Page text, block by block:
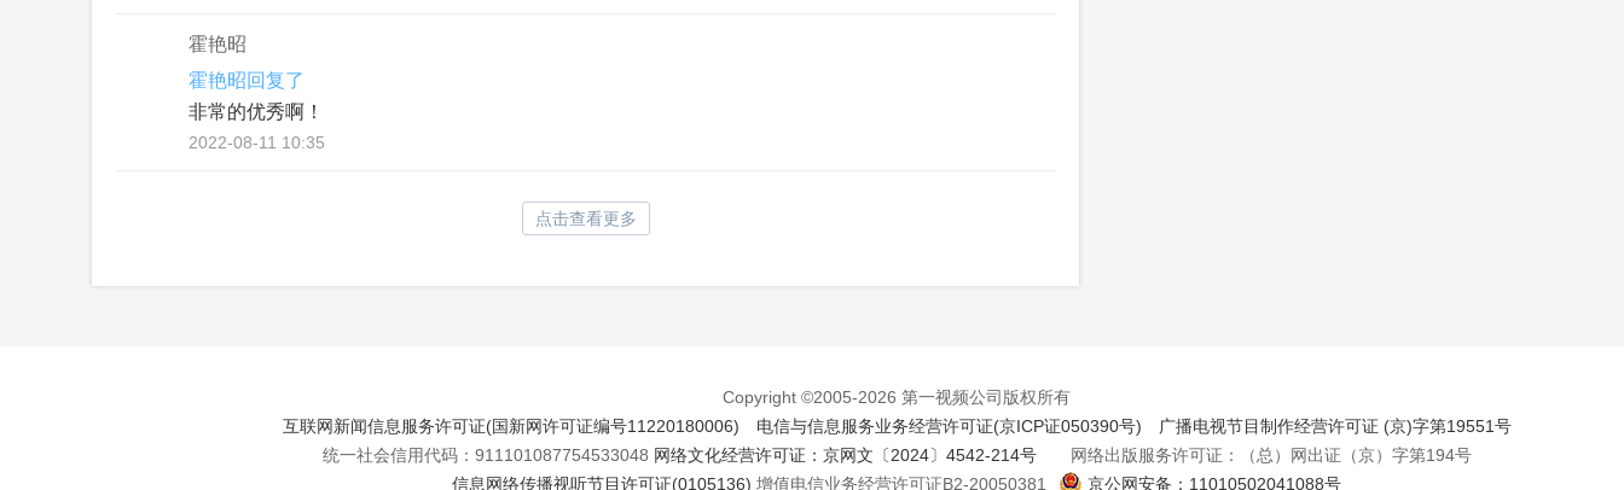
霍艳昭
霍艳昭回复了
非常的优秀啊！
2022-08-11 10:35
点击查看更多
Copyright ©2005-2026 第一视频公司版权所有
互联网新闻信息服务许可证(国新网许可证编号11220180006)
电信与信息服务业务经营许可证(京ICP证050390号)
广播电视节目制作经营许可证 (京)字第19551号
统一社会信用代码：911101087754533048 网络文化经营许可证：京网文〔2024〕4542-214号网络出版服务许可证：（总）网出证（京）字第194号
信息网络传播视听节目许可证(0105136) 增值电信业务经营许可证B2-20050381 京公网安备：11010502041088号